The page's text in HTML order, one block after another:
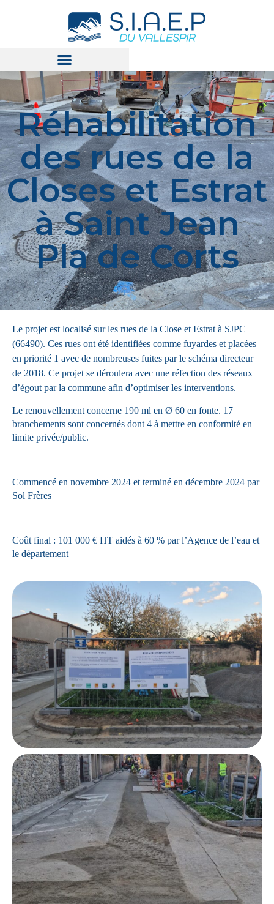
Réhabilitation
des rues de la
Closes et Estrat
à Saint Jean
Pla de Corts
Le projet est localisé sur les rues de la Close et Estrat à SJPC
(66490). Ces rues ont été identifiées comme fuyardes et placées
en priorité 1 avec de nombreuses fuites par le schéma directeur
de 2018. Ce projet se déroulera avec une réfection des réseaux
d’égout par la commune afin d’optimiser les interventions.
Le renouvellement concerne 190 ml en Ø 60 en fonte. 17
branchements sont concernés dont 4 à mettre en conformité en
limite privée/public.
Commencé en novembre 2024 et terminé en décembre 2024 par
Sol Frères
Coût final : 101 000 € HT aidés à 60 % par l’Agence de l’eau et
le département